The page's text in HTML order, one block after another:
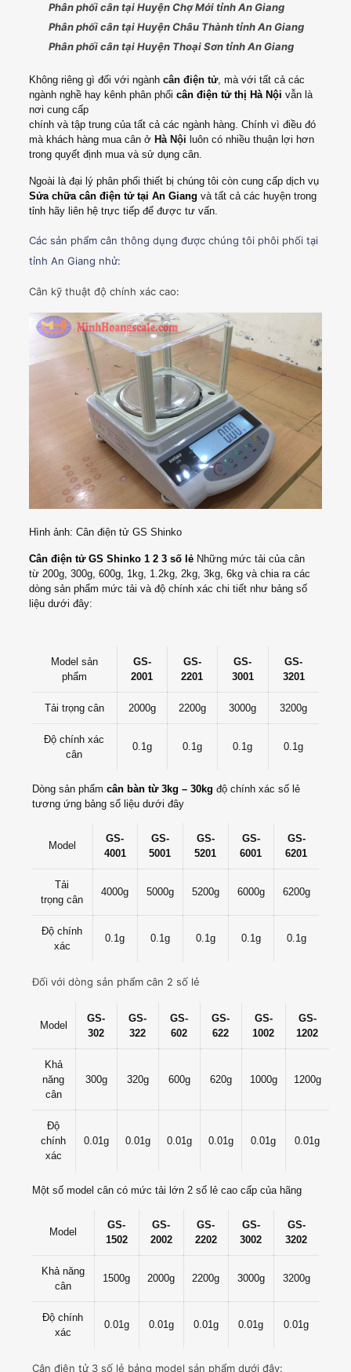
Phân phối cân tại Huyện Chợ Mới tỉnh An Giang
Phân phối cân tại Huyện Châu Thành tỉnh An Giang
Phân phối cân tại Huyện Thoại Sơn tỉnh An Giang
Không riêng gì đối với ngành cân điện tử, mà với tất cả các
ngành nghề hay kênh phân phối cân điện tử thị Hà Nội vẫn là
nơi cung cấp
chính và tập trung của tất cả các ngành hàng. Chính vì điều đó
mà khách hàng mua cân ở Hà Nội luôn có nhiều thuận lợi hơn
trong quyết định mua và sử dụng cân.
Ngoài là đại lý phân phối thiết bị chúng tôi còn cung cấp dịch vụ
Sửa chữa cân điện tử tại An Giang và tất cả các huyện trong
tỉnh hãy liên hệ trực tiếp để được tư vấn.
Các sản phẩm cân thông dụng được chúng tôi phôi phối tại
tỉnh An Giang nhử:
Cân kỹ thuật độ chính xác cao:
Hình ảnh: Cân điện tử GS Shinko
Cân điện tử GS Shinko 1 2 3 số lẻ Những mức tải của cân
từ 200g, 300g, 600g, 1kg, 1.2kg, 2kg, 3kg, 6kg và chia ra các
dòng sản phẩm mức tải và độ chính xác chi tiết như bảng số
liệu dưới đây:
Model sản
phẩm
GS-
2001
GS-
2201
GS-
3001
GS-
3201
Tải trọng cân 2000g 2200g 3000g 3200g
Độ chính xác
cân
0.1g 0.1g 0.1g 0.1g
Dòng sản phẩm cân bàn từ 3kg – 30kg độ chính xác số lẻ
tương ứng bảng sổ liệu dưới đây
Model
GS-
4001
GS-
5001
GS-
5201
GS-
6001
GS-
6201
Tải
trọng cân
4000g 5000g 5200g 6000g 6200g
Độ chính
xác
0.1g 0.1g 0.1g 0.1g 0.1g
Đối với dòng sản phẩm cân 2 số lẻ
Model
GS-
302
GS-
322
GS-
602
GS-
622
GS-
1002
GS-
1202
Khả
năng
cân
300g 320g 600g 620g 1000g 1200g
Độ
chính
xác
0.01g 0.01g 0.01g 0.01g 0.01g 0.01g
Một số model cân có mức tải lớn 2 số lẻ cao cấp của hãng
Model
GS-
1502
GS-
2002
GS-
2202
GS-
3002
GS-
3202
Khả năng
cân
1500g 2000g 2200g 3000g 3200g
Độ chính
xác
0.01g 0.01g 0.01g 0.01g 0.01g
Cân điện tử 3 số lẻ bảng model sản phẩm dưới đây: